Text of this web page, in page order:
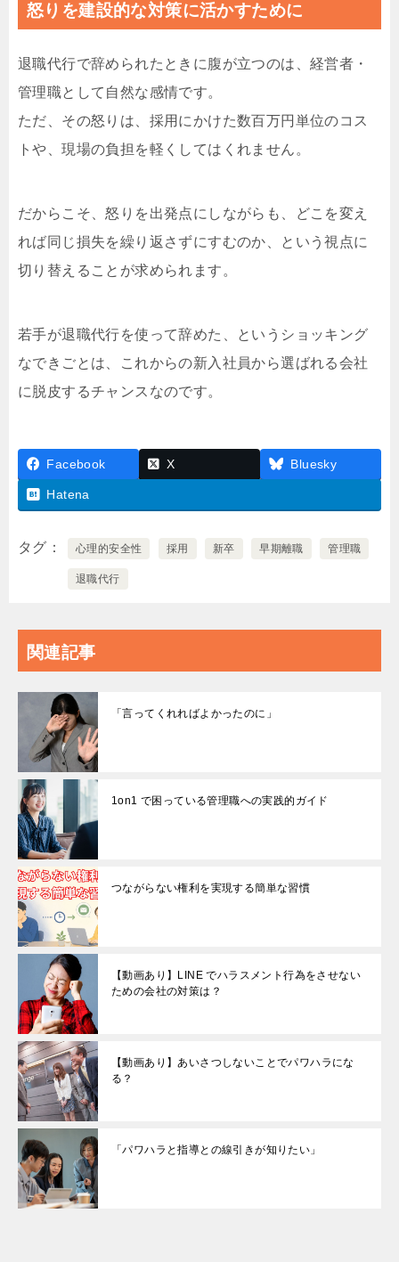
怒りを建設的な対策に活かすために
退職代行で辞められたときに腹が立つのは、経営者・
管理職として自然な感情です。
ただ、その怒りは、採用にかけた数百万円単位のコス
トや、現場の負担を軽くしてはくれません。
だからこそ、怒りを出発点にしながらも、どこを変え
れば同じ損失を繰り返さずにすむのか、という視点に
切り替えることが求められます。
若手が退職代行を使って辞めた、というショッキング
なできごとは、これからの新入社員から選ばれる会社
に脱皮するチャンスなのです。
Facebook X Bluesky
Hatena
タグ 心理的安全性 採用 新卒 早期離職 管理職
退職代行
関連記事
「言ってくれればよかったのに」
1on1 で困っている管理職への実践的ガイド
つながらない権利を実現する簡単な習慣
【動画あり】LINE でハラスメント行為をさせない
ための会社の対策は？
【動画あり】あいさつしないことでパワハラにな
る？
「パワハラと指導との線引きが知りたい」